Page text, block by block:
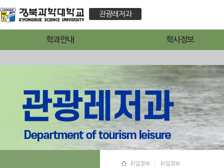
관광레저과
학과안내 학사정보
취업정보 취업정보